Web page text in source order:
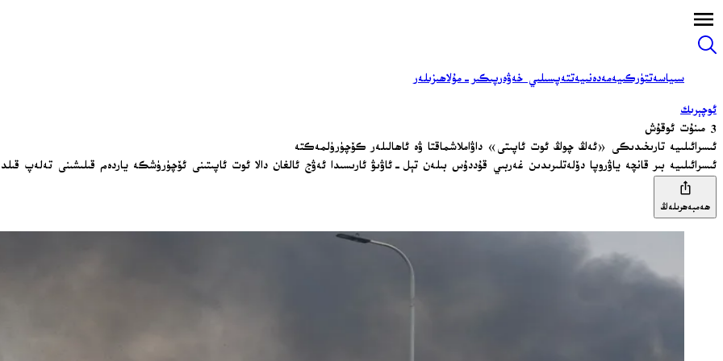
سىياسەتتۈركىيەمەدەنىيەتتەپسىلىي خەۋەرپىكىر-مۇلاھىزىلەر
ئوچېرىك
3 مىنۇت ئوقۇش
ئىسرائىلىيە تارىخىدىكى «ئەڭ چوڭ ئوت ئاپىتى» داۋاملاشماقتا ۋە ئاھالىلەر كۆچۈرۈلمەكتە
ئىسرائىلىيە بىر قانچە ياۋروپا دۆلەتلىرىدىن غەربىي قۇددۇس بىلەن تېل-ئاۋىۋ ئارىسىدا ئەۋج ئالغان دالا ئوت ئاپىتىنى ئۆچۈرۈشكە ياردەم قىلىشىنى تەلەپ
ھەمبەھرىلەڭ